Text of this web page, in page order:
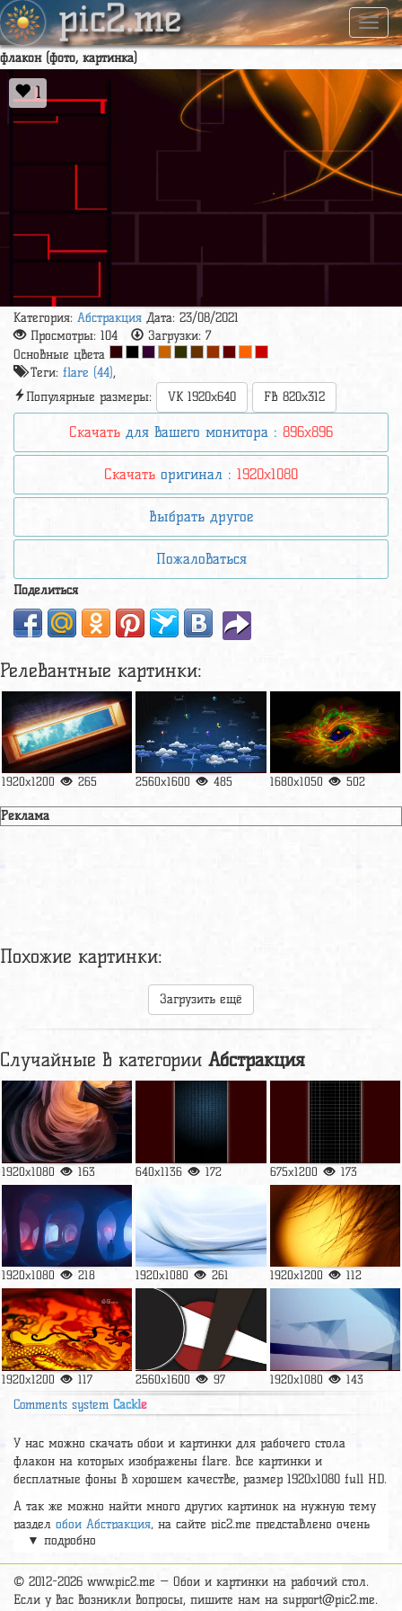
pic2.me
флакон (фото, картинка)
1
Категория: Абстракция Дата: 23/08/2021
Просмотры: 104 Загрузки: 7
Основные цвета
Теги: flare (44),
Популярные размеры:
VK 1920x640 FB 820x312
Скачать для вашего монитора : 896x896
Скачать оригинал : 1920x1080
Выбрать другое
Пожаловаться
Поделиться
Релевантные картинки:
1920x1200 265 2560x1600 485 1680x1050 502
Реклама
Похожие картинки:
Загрузить ещё
Случайные в категории Абстракция
1920x1080 163 640x1136 172 675x1200 173
1920x1080 218 1920x1080 261 1920x1200 112
1920x1200 117 2560x1600 97 1920x1080 143
Comments system Cackle
У нас можно скачать обои и картинки для рабочего стола
флакон на которых изображены flare. Все картинки и
бесплатные фоны в хорошем качестве, размер 1920х1080 full HD.
А так же можно найти много других картинок на нужную тему
раздел обои Абстракция, на сайте pic2.me представлено очень
большое количество красивых широкоформатных картинок, фото
и обоев хорошего hd качества бесплатно и на телефон.
▼ подробно
© 2012-2026 www.pic2.me — Обои и картинки на рабочий стол.
Если у вас возникли вопросы, пишите нам на support@pic2.me.